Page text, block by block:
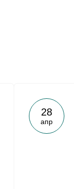
28
апр